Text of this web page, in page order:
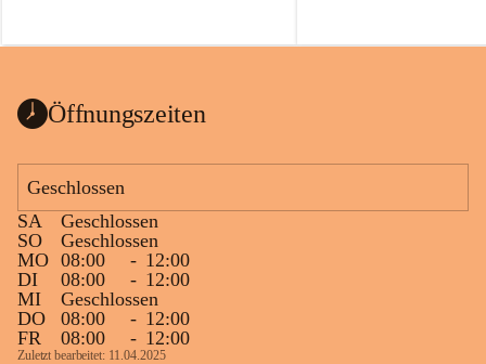
Öffnungszeiten
Geschlossen
SA
Geschlossen
SO
Geschlossen
MO 08:00 - 12:00
DI
08:00 - 12:00
MI
Geschlossen
DO
08:00 - 12:00
FR
08:00 - 12:00
Zuletzt bearbeitet: 11.04.2025